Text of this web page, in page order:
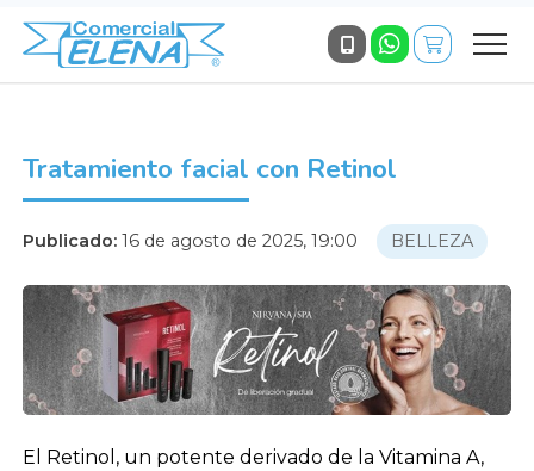
Tratamiento facial con Retinol
Publicado: 16 de agosto de 2025, 19:00 BELLEZA
El Retinol, un potente derivado de la Vitamina A,